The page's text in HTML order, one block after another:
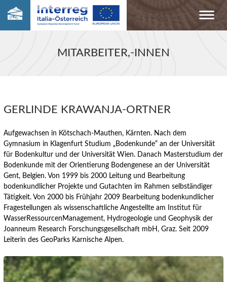
MITARBEITER,-INNEN
GERLINDE KRAWANJA-ORTNER
Aufgewachsen in Kötschach-Mauthen, Kärnten. Nach dem
Gymnasium in Klagenfurt Studium „Bodenkunde“ an der Universität
für Bodenkultur und der Universität Wien. Danach Masterstudium der
Bodenkunde mit der Orientierung Bodengenese an der Universität
Gent, Belgien. Von 1999 bis 2000 Leitung und Bearbeitung
bodenkundlicher Projekte und Gutachten im Rahmen selbständiger
Tätigkeit. Von 2000 bis Frühjahr 2009 Bearbeitung bodenkundlicher
Fragestellungen als wissenschaftliche Angestellte am Institut für
WasserRessourcenManagement, Hydrogeologie und Geophysik der
Joanneum Research Forschungsgesellschaft mbH, Graz. Seit 2009
Leiterin des GeoParks Karnische Alpen.